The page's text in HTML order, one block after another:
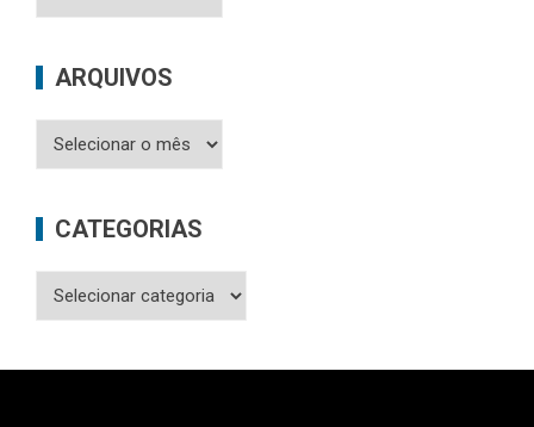
ARQUIVOS
Arquivos
CATEGORIAS
Categorias